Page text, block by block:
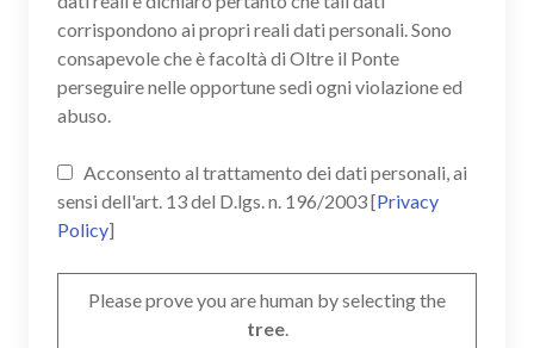
corrispondono ai propri reali dati personali. Sono
consapevole che è facoltà di Oltre il Ponte
perseguire nelle opportune sedi ogni violazione ed
abuso.
Acconsento al trattamento dei dati personali, ai
sensi dell'art. 13 del D.lgs. n. 196/2003 [Privacy
Policy]
Please prove you are human by selecting the
tree.